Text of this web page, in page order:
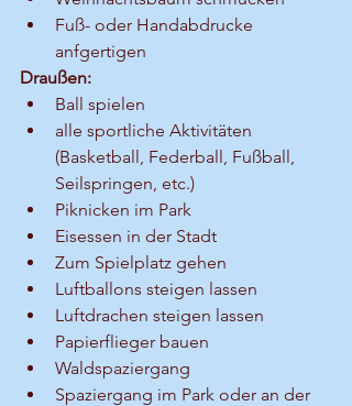
Fuß- oder Handabdrucke
anfgertigen
Draußen:
Ball spielen
alle sportliche Aktivitäten
(Basketball, Federball, Fußball,
Seilspringen, etc.)
Piknicken im Park
Eisessen in der Stadt
Zum Spielplatz gehen
Luftballons steigen lassen
Luftdrachen steigen lassen
Papierflieger bauen
Waldspaziergang
Spaziergang im Park oder an der